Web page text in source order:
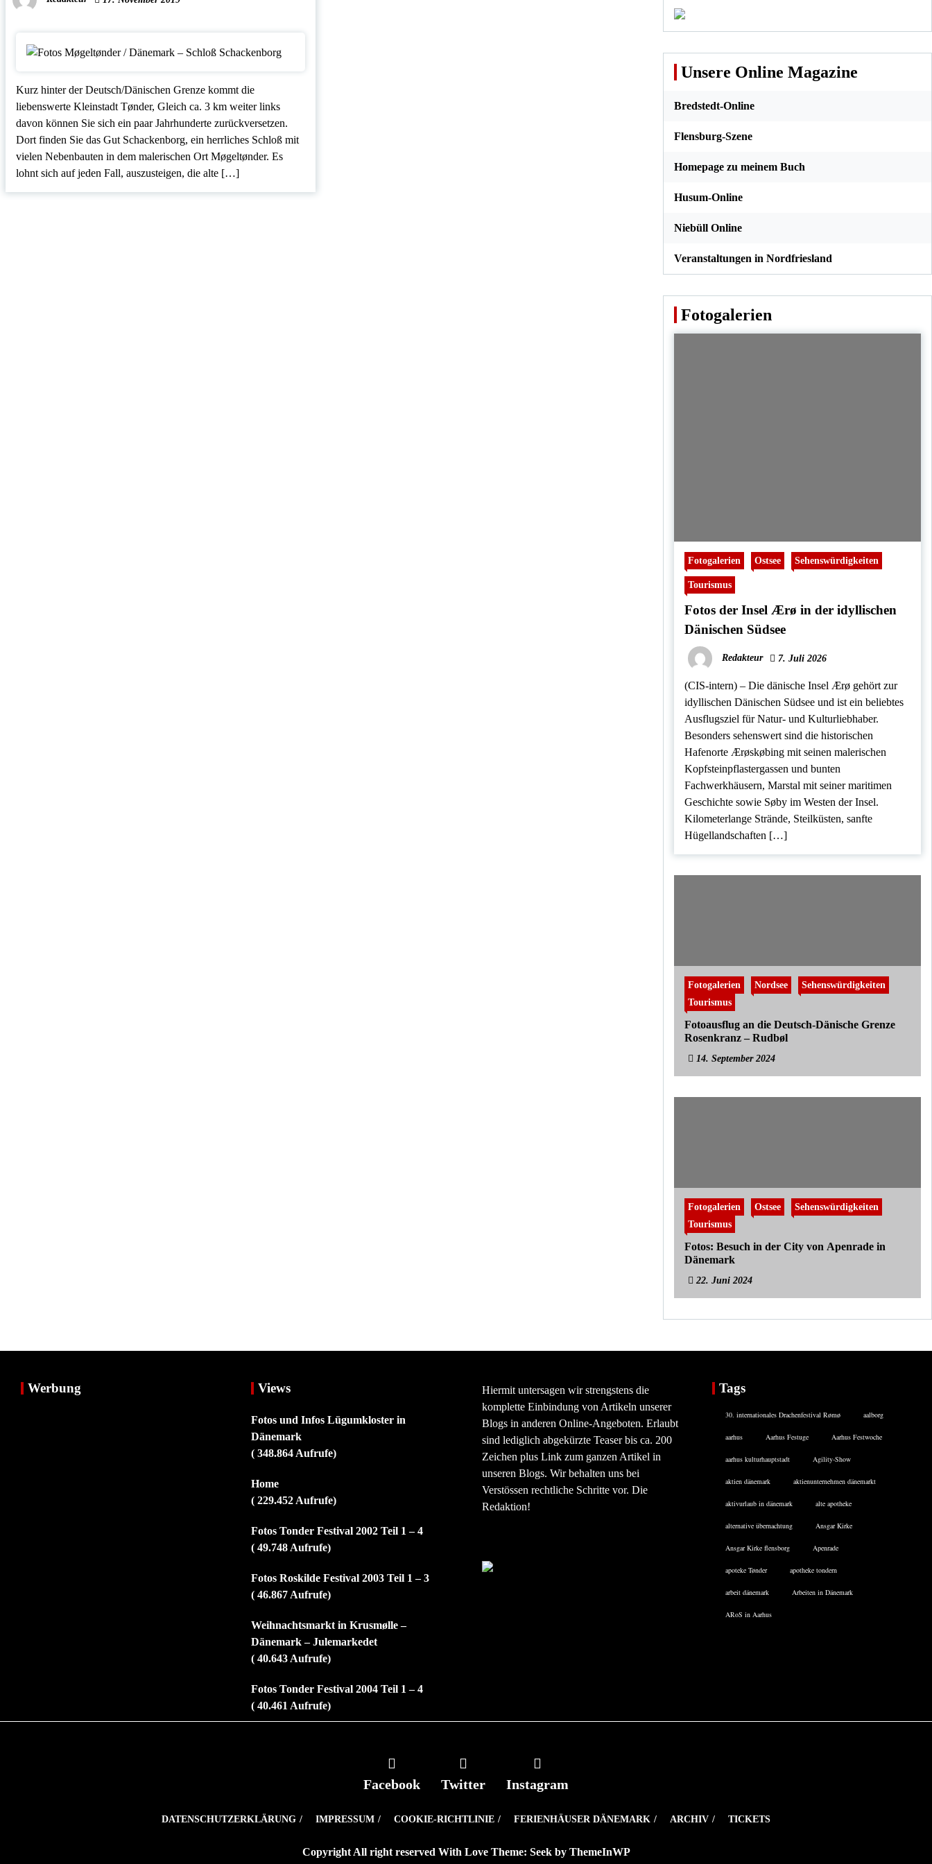
DK nach
Deutschland
für Schleswig-
bei Einreise
aus Dänemark
Freuen Sie
sich auf die
Fußball-EM in
Dänemark –
das Land
entdecken und
nahe sein
Endlich wieder
Klassiker und
Unbekanntes
Mainstreams
Kurz hinter der Deutsch/Dänischen Grenze kommt die
liebenswerte Kleinstadt Tønder, Gleich ca. 3 km weiter links
davon können Sie sich ein paar Jahrhunderte zurückversetzen.
Dort finden Sie das Gut Schackenborg, ein herrliches Schloß mit
vielen Nebenbauten in dem malerischen Ort Møgeltønder. Es
lohnt sich auf jeden Fall, auszusteigen, die alte […]
Unsere Online Magazine
Bredstedt-Online
Flensburg-Szene
Homepage zu meinem Buch
Husum-Online
Niebüll Online
Veranstaltungen in Nordfriesland
Fotogalerien
Fotogalerien Ostsee Sehenswürdigkeiten
Tourismus
Fotos der Insel Ærø in der idyllischen
Dänischen Südsee
Redakteur 7. Juli 2026
(CIS-intern) – Die dänische Insel Ærø gehört zur
idyllischen Dänischen Südsee und ist ein beliebtes
Ausflugsziel für Natur- und Kulturliebhaber.
Besonders sehenswert sind die historischen
Hafenorte Ærøskøbing mit seinen malerischen
Kopfsteinpflastergassen und bunten
Fachwerkhäusern, Marstal mit seiner maritimen
Geschichte sowie Søby im Westen der Insel.
Kilometerlange Strände, Steilküsten, sanfte
Hügellandschaften […]
Fotogalerien Nordsee
Sehenswürdigkeiten
Tourismus
Fotoausflug an die Deutsch-Dänische Grenze
Rosenkranz – Rudbøl
14. September 2024
Fotogalerien Ostsee
Sehenswürdigkeiten
Tourismus
Fotos: Besuch in der City von Apenrade in
Dänemark
22. Juni 2024
Werbung Views
Fotos und Infos Lügumkloster in
Dänemark
( 348.864 Aufrufe)
Home
( 229.452 Aufrufe)
Fotos Tonder Festival 2002 Teil 1 – 4
( 49.748 Aufrufe)
Fotos Roskilde Festival 2003 Teil 1 – 3
( 46.867 Aufrufe)
Weihnachtsmarkt in Krusmølle –
Dänemark – Julemarkedet
( 40.643 Aufrufe)
Fotos Tonder Festival 2004 Teil 1 – 4
( 40.461 Aufrufe)
Hiermit untersagen wir strengstens die
komplette Einbindung von Artikeln unserer
Blogs in anderen Online-Angeboten. Erlaubt
sind lediglich abgekürzte Teaser bis ca. 200
Zeichen plus Link zum ganzen Artikel in
unseren Blogs. Wir behalten uns bei
Verstössen rechtliche Schritte vor. Die
Redaktion!
Tags
30. internationales Drachenfestival Rømø aalborg
aarhus Aarhus Festuge Aarhus Festwoche
aarhus kulturhauptstadt Agility-Show
aktien dänemark aktienunternehmen dänemarkt
aktivurlaub in dänemark alte apotheke
alternative übernachtung Ansgar Kirke
Ansgar Kirke flensborg Apenrade
apoteke Tønder apotheke tondern
arbeit dänemark Arbeiten in Dänemark
ARoS in Aarhus
Facebook Twitter Instagram
DATENSCHUTZERKLÄRUNG IMPRESSUM COOKIE-RICHTLINIE FERIENHÄUSER DÄNEMARK ARCHIV TICKETS
Copyright All right reserved With Love Theme: Seek by ThemeInWP